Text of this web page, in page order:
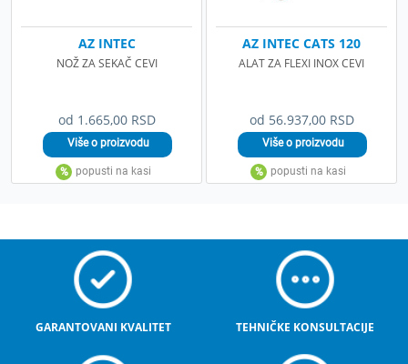
od 1.665,00 RSD
AZ INTEC
NOŽ ZA SEKAČ CEVI
od 56.937,00 RSD
AZ INTEC CATS 120
ALAT ZA FLEXI INOX CEVI
GARANTOVANI KVALITET TEHNIČKE KONSULTACIJE